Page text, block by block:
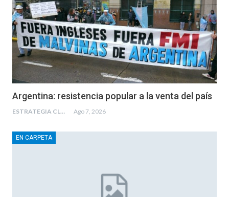
Argentina: resistencia popular a la venta del país
ESTRATEGIA CLAE Ago 7, 2026
EN CARPETA